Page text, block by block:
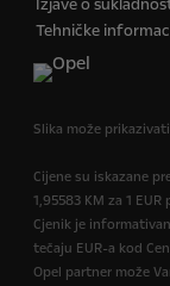
Izjave o
Tehničke
Slika može
Cijene su iskazane
1,95583 KM za 1
Cjenik je
tečaju EUR-a kod
Opel partner može